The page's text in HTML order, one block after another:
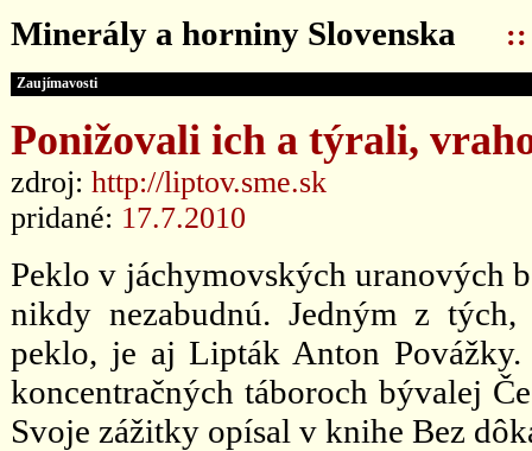
Minerály a horniny Slovenska ::
Zaujímavosti
Ponižovali ich a týrali,
zdroj: http://liptov.sme.sk
pridané: 17.7.2010
Peklo v jáchymovských uranových
nikdy nezabudnú. Jedným z
peklo, je aj Lipták Anton Povážky.
koncentračných táboroch bývalej
Svoje zážitky opísal v knihe Bez